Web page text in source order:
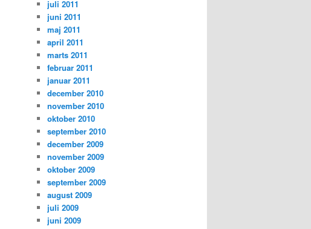
juli 2011
juni 2011
maj 2011
april 2011
marts 2011
februar 2011
januar 2011
december 2010
november 2010
oktober 2010
september 2010
december 2009
november 2009
oktober 2009
september 2009
august 2009
juli 2009
juni 2009